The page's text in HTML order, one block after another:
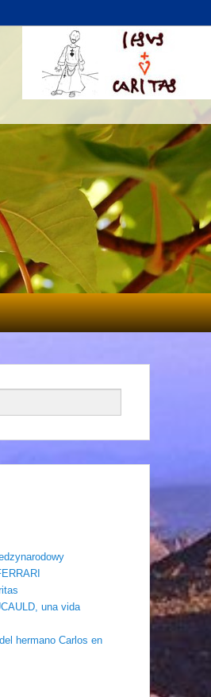
una vida
hermano Carlos en